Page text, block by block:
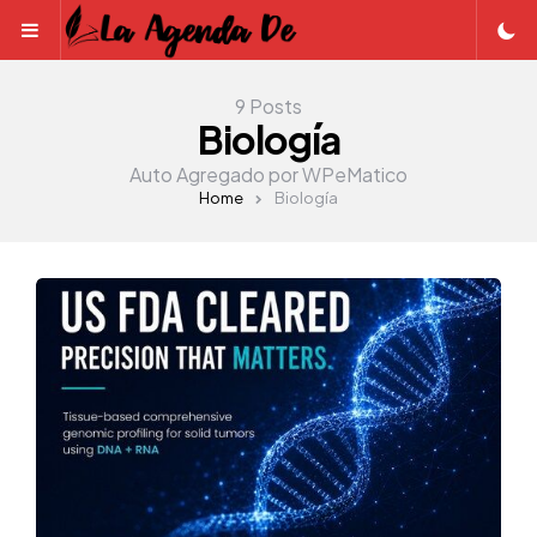
Menu
9 Posts
Biología
Auto Agregado por WPeMatico
Home Biología